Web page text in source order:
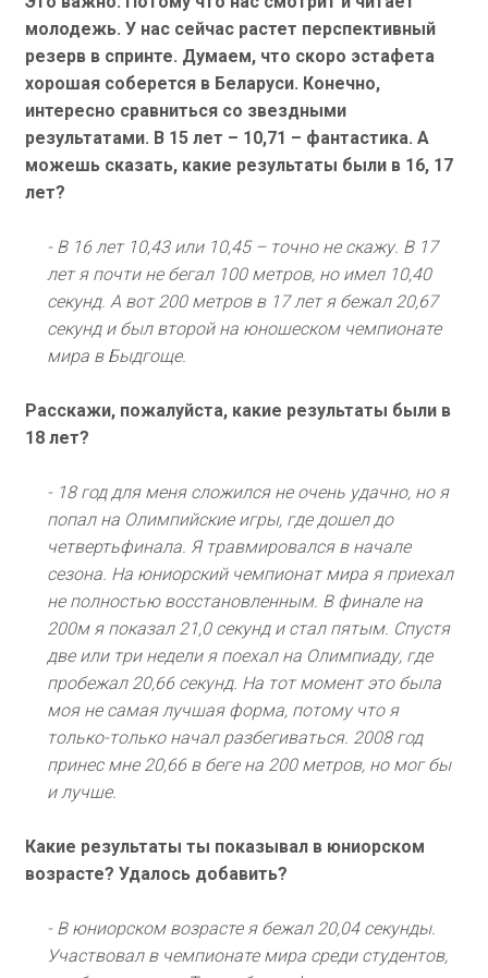
молодежь. У нас сейчас растет перспективный
резерв в спринте. Думаем, что скоро эстафета
хорошая соберется в Беларуси. Конечно,
интересно сравниться со звездными
результатами. В 15 лет – 10,71 – фантастика. А
можешь сказать, какие результаты были в 16, 17
лет?
- В 16 лет 10,43 или 10,45 – точно не скажу. В 17
лет я почти не бегал 100 метров, но имел 10,40
секунд. А вот 200 метров в 17 лет я бежал 20,67
секунд и был второй на юношеском чемпионате
мира в Быдгоще.
Расскажи, пожалуйста, какие результаты были в
18 лет?
- 18 год для меня сложился не очень удачно, но я
попал на Олимпийские игры, где дошел до
четвертьфинала. Я травмировался в начале
сезона. На юниорский чемпионат мира я приехал
не полностью восстановленным. В финале на
200м я показал 21,0 секунд и стал пятым. Спустя
две или три недели я поехал на Олимпиаду, где
пробежал 20,66 секунд. На тот момент это была
моя не самая лучшая форма, потому что я
только-только начал разбегиваться. 2008 год
принес мне 20,66 в беге на 200 метров, но мог бы
и лучше.
Какие результаты ты показывал в юниорском
возрасте? Удалось добавить?
- В юниорском возрасте я бежал 20,04 секунды.
Участвовал в чемпионате мира среди студентов,